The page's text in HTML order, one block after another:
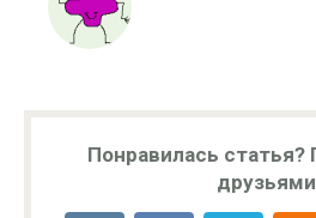
Понравилась статья?